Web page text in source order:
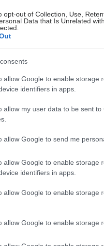
opt-out of Collection, Use,
Data that Is Unrelated
allow Google to enable storage
identifiers in apps.
allow my user data to be sent
allow Google to send me
allow Google to enable storage
identifiers in apps.
allow Google to enable storage
allow Google to enable storage
την αποκλειστική αιτία
σε ποσοστό περίπου 45 τοις
του ζευγαριού.
τη δυνατότητα
το iatronet.gr στο Discover
σήμερα
διαβήτης και
στη Ρόδο: ''Σε ενάμιση
προσωπικού